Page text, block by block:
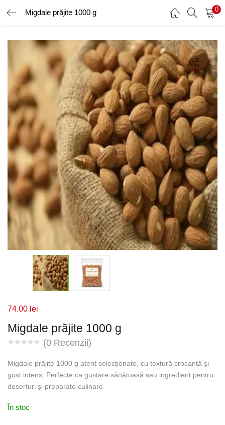
Migdale prăjite 1000 g 0
AUTENTIFICARE ÎNREGISTRARE
Introduceți numele de utilizator și parola pentru a vă autentifica.
Amintește-ți de mine
Ai uitat parola?
Migdale prăjite 1000 g
(0 Recenzii)
74.00 lei
Migdale prăjite 1000 g atent selecționate, cu textură crocantă și
gust intens. Perfecte ca gustare sănătoasă sau ingredient pentru
deserturi și preparate culinare.
În stoc